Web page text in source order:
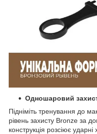
Одношаровий
Підніміть тренування до
рівень захисту Bronze за
конструкція розсіює